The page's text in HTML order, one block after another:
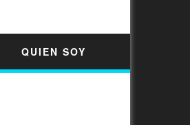
QUIEN SOY